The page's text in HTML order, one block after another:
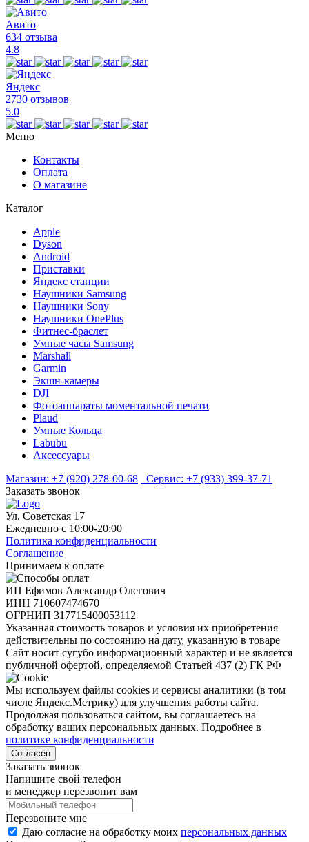
Авито
634 отзыва
4.8
Яндекс
2730 отзывов
5.0
Меню
Контакты
Оплата
О магазине
Каталог
Apple
Dyson
Android
Приставки
Яндекс станции
Наушники Samsung
Наушники Sony
Наушники OnePlus
Фитнес-браслет
Умные часы Samsung
Marshall
Garmin
Экшн-камеры
DJI
Фотоаппараты моментальной печати
Plaud
Умные Кольца
Labubu
Аксессуары
Магазин: +7 (920) 278-00-68 Сервис: +7 (933) 399-37-71
Заказать звонок
Ул. Советская 17
Ежедневно с 10:00-20:00
Политика конфиденциальности
Соглашение
Принимаем к оплате
ИП Ефимов Александр Олегович
ИНН 710607474670
ОГРНИП 317715400053112
Указанная стоимость товаров и условия их приобретения
действительны по состоянию на дату, указанную в товаре
Сайт носит сугубо информационный характер и не является
публичной офертой, определяемой Статьей 437 (2) ГК РФ
Мы используем файлы cookies и сервисы аналитики (в том
числе Яндекс.Метрику) для улучшения работы сайта.
Продолжая пользоваться сайтом, вы соглашаетесь на
обработку ваших персональных данных. Подробнее в
политике конфиденциальности
Согласен
Заказать звонок
Напишите свой телефон
и менеджер перезвонит вам
Перезвоните мне
Даю согласие на обработку моих персональных данных